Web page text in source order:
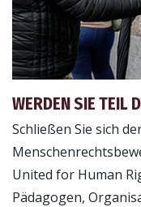
WERDEN SIE TEIL
Schließen Sie sich
United for Human
Pädagogen,